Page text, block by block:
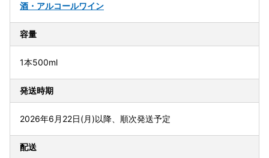
酒・アルコールワイン
容量
1本500ml
発送時期
2026年6月22日(月)以降、順次発送予定
配送